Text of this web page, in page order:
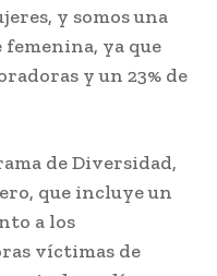
y somos una
ya que
y un 23% de
de Diversidad,
que incluye un
a los
víctimas de